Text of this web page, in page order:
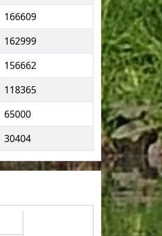
166609
162999
156662
118365
65000
30404